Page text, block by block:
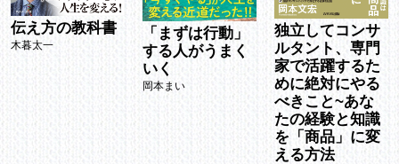
伝え方の教科書
木暮太一
「まずは行動」
する人がうまく
いく
岡本まい
独立してコンサ
ルタント、専門
家で活躍するた
めに絶対にやる
べきこと~あな
たの経験と知識
を「商品」に変
える方法